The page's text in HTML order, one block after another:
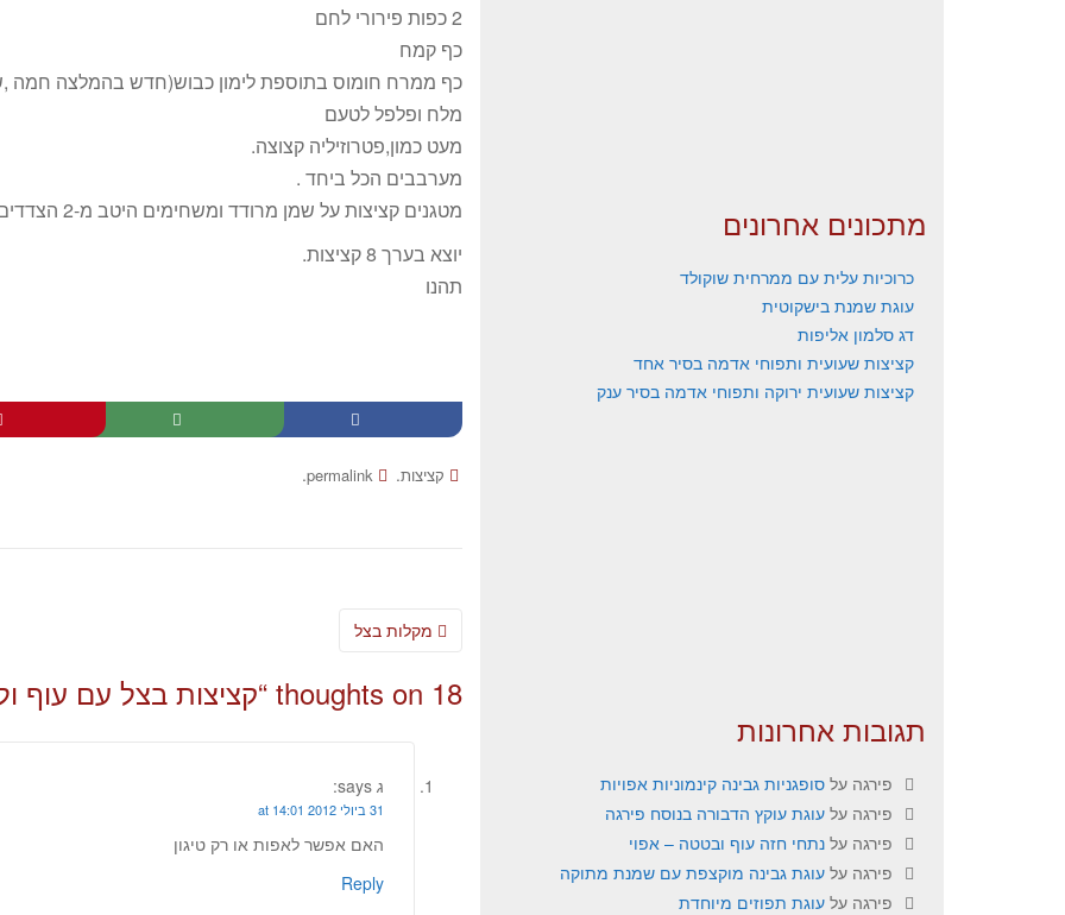
2 כפות פירורי לחם
כף קמח
כף ממרח חומוס בתוספת לימון כבוש(חדש בהמלצה חמה
מלח ופלפל לטעם
מעט כמון,פטרוזיליה קצוצה.
מערבבים הכל ביחד .
מטגנים קציצות על שמן מרודד ומשחימים היטב מ-2 הצדדים.
יוצא בערך 8 קציצות.
תהנו
קציצות.
permalink
.
18 thoughts on “ קציצות בצל עם עוף
ג says:
31 ביולי 2012 at 14:01
האם אפשר לאפות או רק טיגון
Reply
מתכונים אחרונים
כרוכיות עלית עם ממרחית שוקולד
עוגת שמנת בישקוטית
דג סלמון אליפות
קציצות שעועית ותפוחי אדמה בסיר אחד
קציצות שעועית ירוקה ותפוחי אדמה בסיר ענק
תגובות אחרונות
פירגה על סופגניות גבינה קינמוניות אפויות
פירגה על עוגת עוקץ הדבורה בנוסח פירגה
פירגה על נתחי חזה עוף ובטטה – אפוי
פירגה על עוגת גבינה מוקצפת עם שמנת מתוקה
פירגה על עוגת תפוזים מיוחדת